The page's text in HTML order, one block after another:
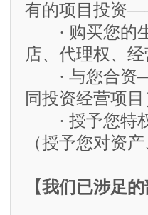
有的项目投资
· 购买您的生
店、代理权、
· 与您合资
同投资经营项目
· 授予您特
（授予您对资
【我们已涉足